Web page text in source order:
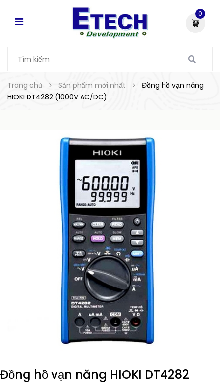
0
Trang chủ Sản phẩm mới nhất
Đồng hồ vạn năng
HIOKI DT4282 (1000V AC/DC)
Đồng hồ vạn năng HIOKI DT4282